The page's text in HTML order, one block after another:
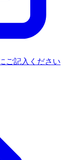
ご記入ください